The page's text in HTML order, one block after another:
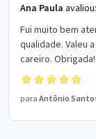
Ana Paula avaliou:
Fui muito bem
qualidade. Valeu
careiro. Obrigada!
para Antônio